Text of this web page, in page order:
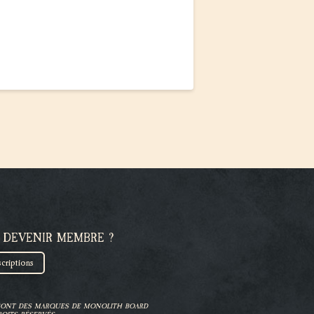
MEMBRE ?
DES MARQUES DE MONOLITH BOARD